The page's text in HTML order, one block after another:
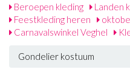
Beroepen kleding
Landen
Feestkleding heren
Carnavalswinkel Veghel
Gondelier kostuum